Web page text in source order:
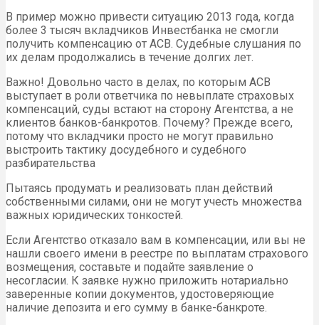
В пример можно привести ситуацию 2013 года, когда
более 3 тысяч вкладчиков Инвестбанка не смогли
получить компенсацию от АСВ. Судебные слушания по
их делам продолжались в течение долгих лет.
Важно! Довольно часто в делах, по которым АСВ
выступает в роли ответчика по невыплате страховых
компенсаций, суды встают на сторону Агентства, а не
клиентов банков-банкротов. Почему? Прежде всего,
потому что вкладчики просто не могут правильно
выстроить тактику досудебного и судебного
разбирательства
Пытаясь продумать и реализовать план действий
собственными силами, они не могут учесть множества
важных юридических тонкостей.
Если Агентство отказало вам в компенсации, или вы не
нашли своего имени в реестре по выплатам страхового
возмещения, составьте и подайте заявление о
несогласии. К заявке нужно приложить нотариально
заверенные копии документов, удостоверяющие
наличие депозита и его сумму в банке-банкроте.